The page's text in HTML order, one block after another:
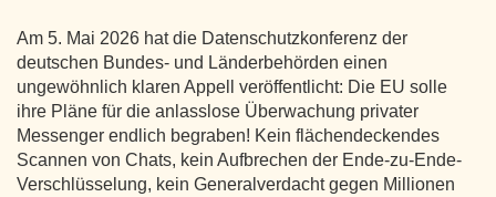
Am 5. Mai 2026 hat die Datenschutzkonferenz der
deutschen Bundes- und Länderbehörden einen
ungewöhnlich klaren Appell veröffentlicht: Die EU solle
ihre Pläne für die anlasslose Überwachung privater
Messenger endlich begraben! Kein flächendeckendes
Scannen von Chats, kein Aufbrechen der Ende-zu-Ende-
Verschlüsselung, kein Generalverdacht gegen Millionen